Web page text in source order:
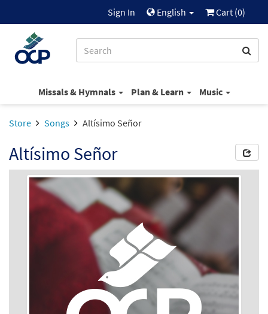
Sign In English Cart (0)
Missals & Hymnals Plan & Learn Music
Store Songs Altísimo Señor
Altísimo Señor